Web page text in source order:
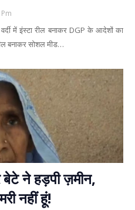
में इंस्टा रील बनाकर DGP के आदेशों का
बनाकर सोशल मीड…
बेटे ने हड़पी ज़मीन,
नहीं हूं!